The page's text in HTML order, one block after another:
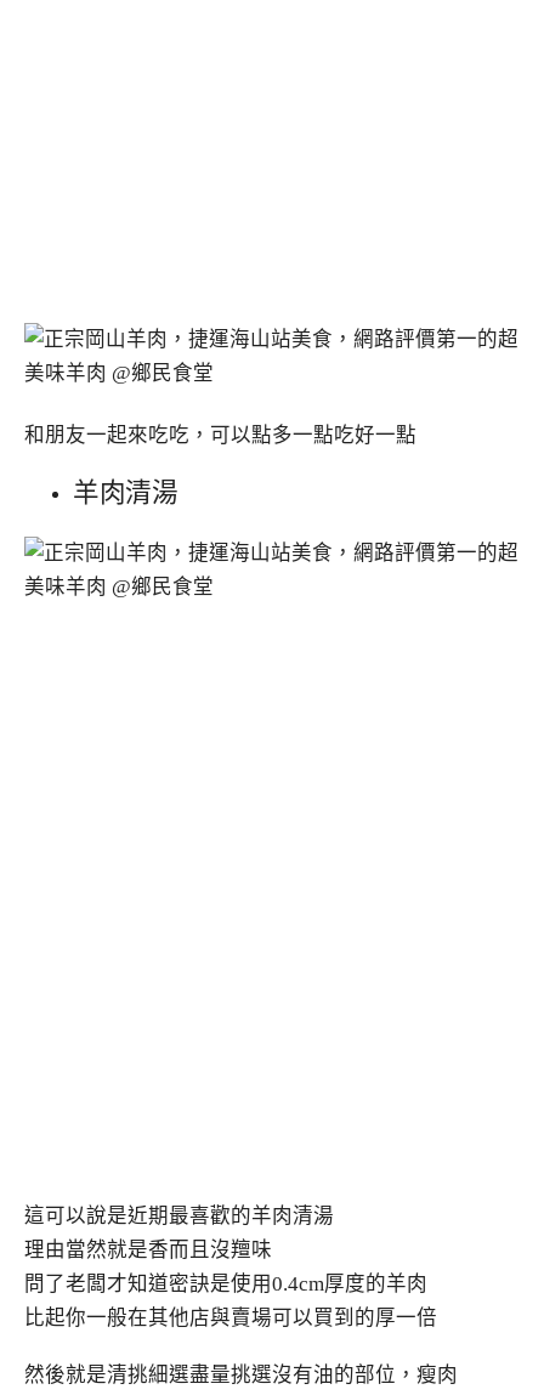
和朋友一起來吃吃，可以點多一點吃好一點
羊肉清湯
這可以說是近期最喜歡的羊肉清湯
理由當然就是香而且沒羶味
問了老闆才知道密訣是使用0.4cm厚度的羊肉
比起你一般在其他店與賣場可以買到的厚一倍
然後就是清挑細選盡量挑選沒有油的部位，瘦肉